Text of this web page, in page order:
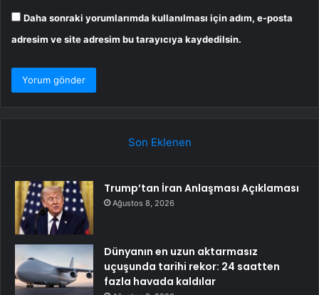
Daha sonraki yorumlarımda kullanılması için adım, e-posta
adresim ve site adresim bu tarayıcıya kaydedilsin.
Son Eklenen
Trump’tan İran Anlaşması Açıklaması
Ağustos 8, 2026
Dünyanın en uzun aktarmasız
uçuşunda tarihi rekor: 24 saatten
fazla havada kaldılar